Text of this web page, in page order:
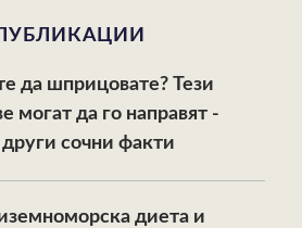
да шприцовате? Тези
могат да го направят -
сочни факти
диета и